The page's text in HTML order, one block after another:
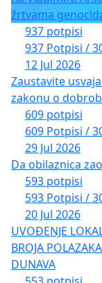
žrtvama
937 potpisi
937 Potpisi /
12 Jul 2026
Zaustavite
zakonu o
609 potpisi
609 Potpisi /
29 Jul 2026
Da obilaznica
593 potpisi
593 Potpisi /
20 Jul 2026
UVOĐENJE
BROJA
DUNAVA